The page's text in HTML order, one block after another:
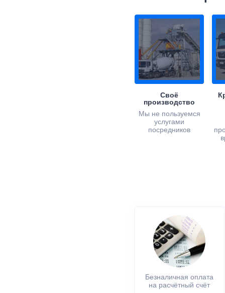
Своё
производство
Мы не пользуемся
услугами
посредников
Безналичная оплата
на расчётный счёт